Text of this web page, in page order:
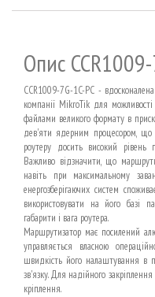
Опис
CCR1009-7G-1C-PC -
компанії MikroTik для
файлами великого формату в
дев'яти ядерним процесором,
роутеру досить високий рівень
Важливо відзначити, що
навіть при максимальному
енергозберігаючих систем
використовувати на його базі
габарити і вага роутера.
Маршрутизатор має посилений
управляється власною
швидкість його налаштування в
зв'язку. Для надійного
кріплення.